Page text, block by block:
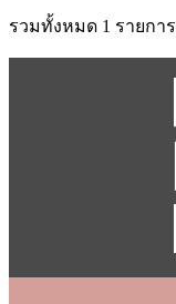
รวมทั้งหมด 1 รายการ